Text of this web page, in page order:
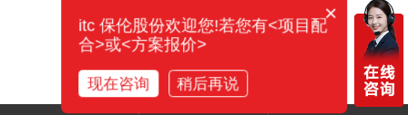
×
itc 保伦股份欢迎您!若您有<项目配
合>或<方案报价>
现在咨询 稍后再说